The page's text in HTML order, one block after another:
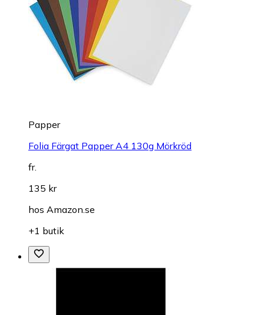
Papper
Folia Färgat Papper A4 130g Mörkröd
fr.
135 kr
hos Amazon.se
+1 butik